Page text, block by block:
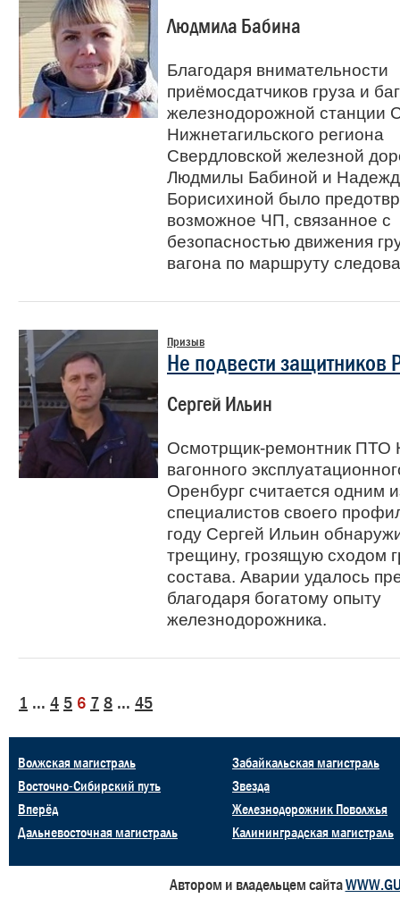
Людмила Бабина
Благодаря внимательности
приёмосдатчиков груза и
железнодорожной станции
Нижнетагильского региона
Свердловской железной
Людмилы Бабиной и
Борисихиной было
возможное ЧП, связанное с
безопасностью движения
вагона по маршруту
Призыв
Не подвести защитников
Сергей Ильин
Осмотрщик-ремонтник ПТО
вагонного
Оренбург считается одним
специалистов своего
году Сергей Ильин
трещину, грозящую сходом
состава. Аварии удалось
благодаря богатому опыту
железнодорожника.
1 ... 4 5 6 7 8 ... 45
Волжская магистраль
Восточно-Сибирский путь
Вперёд
Дальневосточная магистраль
Забайкальская магистраль
Звезда
Железнодорожник Поволжья
Калининградская магистраль
Автором и владельцем сайта